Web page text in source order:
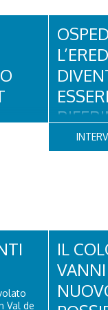
PER
E
Research
assistenza
pubblico,
Val de
IL